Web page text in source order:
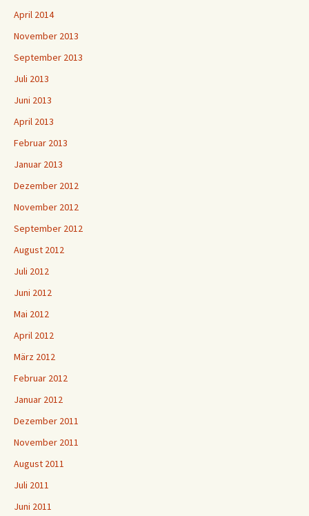
April 2014
November 2013
September 2013
Juli 2013
Juni 2013
April 2013
Februar 2013
Januar 2013
Dezember 2012
November 2012
September 2012
August 2012
Juli 2012
Juni 2012
Mai 2012
April 2012
März 2012
Februar 2012
Januar 2012
Dezember 2011
November 2011
August 2011
Juli 2011
Juni 2011